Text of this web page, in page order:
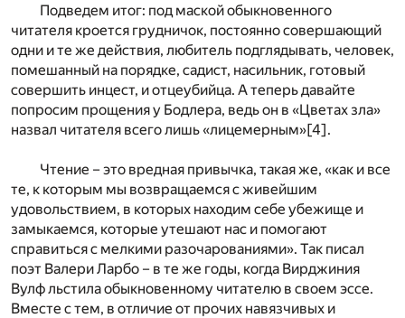
Подведем итог: под маской обыкновенного
читателя кроется грудничок, постоянно совершающий
одни и те же действия, любитель подглядывать, человек,
помешанный на порядке, садист, насильник, готовый
совершить инцест, и отцеубийца. А теперь давайте
попросим прощения у Бодлера, ведь он в «Цветах зла»
назвал читателя всего лишь «лицемерным»[4].
Чтение – это вредная привычка, такая же, «как и все
те, к которым мы возвращаемся с живейшим
удовольствием, в которых находим себе убежище и
замыкаемся, которые утешают нас и помогают
справиться с мелкими разочарованиями». Так писал
поэт Валери Ларбо – в те же годы, когда Вирджиния
Вулф льстила обыкновенному читателю в своем эссе.
Вместе с тем, в отличие от прочих навязчивых и